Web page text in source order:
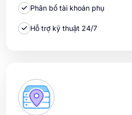
Phân bổ tài khoản phụ
Hỗ trợ kỹ thuật 24/7